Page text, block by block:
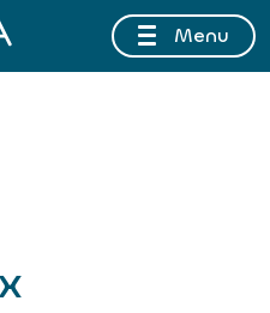
AU 16 AOÛT 2026 INCLUSMenu